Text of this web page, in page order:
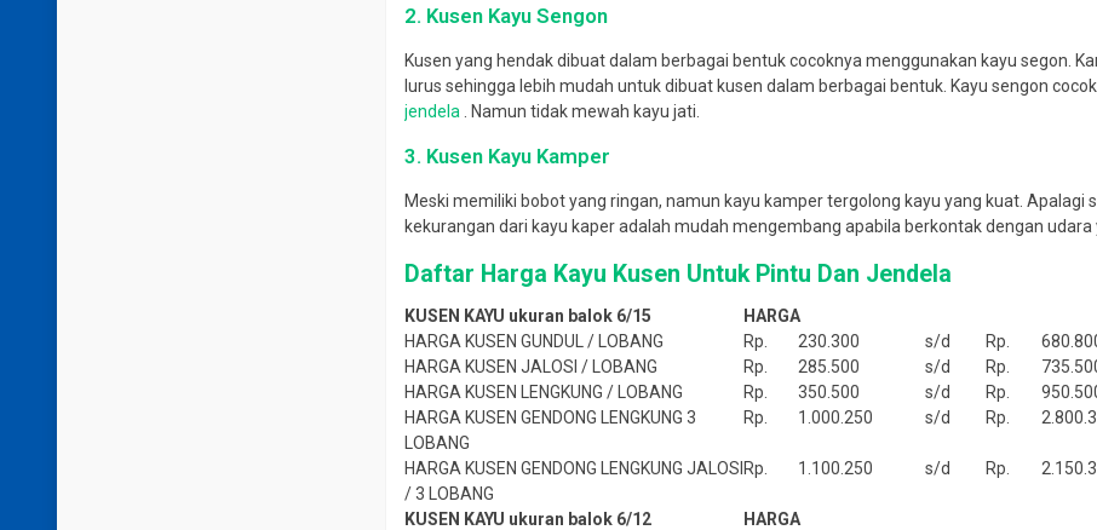
2. Kusen Kayu Sengon
Kusen yang hendak dibuat dalam berbagai bentuk cocoknya menggunakan kayu segon.
lurus sehingga lebih mudah untuk dibuat kusen dalam berbagai bentuk. Kayu sengon
jendela
Namun tidak mewah kayu jati.
3. Kusen Kayu Kamper
Meski memiliki bobot yang ringan, namun kayu kamper tergolong kayu yang kuat.Apalagi
kekurangan dari kayu kaper adalah mudah mengembang apabila berkontak dengan udara
Daftar Harga Kayu Kusen Untuk Pintu Dan Jendela
KUSEN KAYU ukuran balok 6/15
HARGA
HARGA KUSEN GUNDUL / LOBANG
Rp. 230.300 s/d Rp.
HARGA KUSEN JALOSI / LOBANG
Rp. 285.500 s/d Rp.
HARGA KUSEN LENGKUNG / LOBANG
Rp. 350.500 s/d Rp.
HARGA KUSEN GENDONG LENGKUNG 3
LOBANG
Rp. 1.000.250 s/d Rp.
HARGA KUSEN GENDONG LENGKUNG JALOSI
/ 3 LOBANG
Rp. 1.100.250 s/d Rp.
KUSEN KAYU ukuran balok 6/12
HARGA